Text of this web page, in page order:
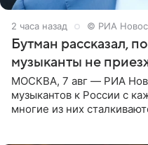
2 часа назад © РИА
Бутман рассказал,
музыканты не
МОСКВА, 7 авг — РИА
музыкантов к России с
многие из них